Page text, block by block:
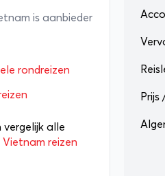
Tijdens de
jullie over
zorgeloos
Met
is aanbieder
rondreizen
vergelijk alle
Vietnam reizen